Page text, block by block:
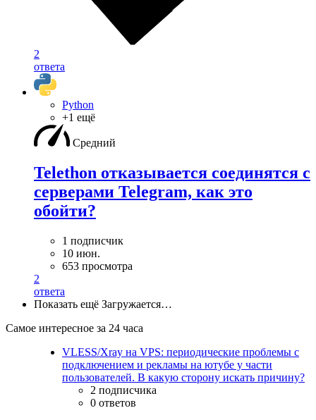
2
ответа
Python
+1 ещё
Средний
Telethon отказывается соединятся с
серверами Telegram, как это
обойти?
1 подписчик
10 июн.
653 просмотра
2
ответа
Показать ещё Загружается…
Самое интересное за 24 часа
VLESS/Xray на VPS: периодические проблемы с
подключением и рекламы на ютубе у части
пользователей. В какую сторону искать причину?
2 подписчика
0 ответов